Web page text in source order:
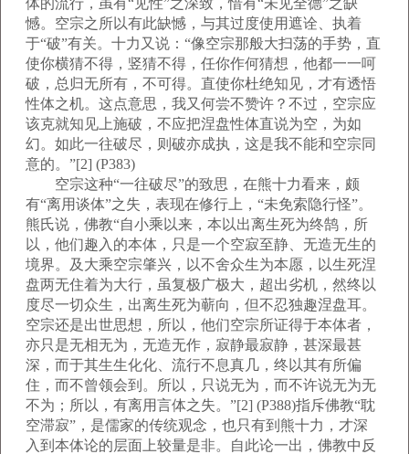
体的流行，虽有“见性”之深致，惜有“未见全德”之缺
憾。空宗之所以有此缺憾，与其过度使用遮诠、执着
于“破”有关。十力又说：“像空宗那般大扫荡的手势，直
使你横猜不得，竖猜不得，任你作何猜想，他都一一呵
破，总归无所有，不可得。直使你杜绝知见，才有透悟
性体之机。这点意思，我又何尝不赞许？不过，空宗应
该克就知见上施破，不应把涅盘性体直说为空，为如
幻。如此一往破尽，则破亦成执，这是我不能和空宗同
意的。”[2] (P383)
空宗这种“一往破尽”的致思，在熊十力看来，颇
有“离用谈体”之失，表现在修行上，“未免索隐行怪”。
熊氏说，佛教“自小乘以来，本以出离生死为终鹄，所
以，他们趣入的本体，只是一个空寂至静、无造无生的
境界。及大乘空宗肇兴，以不舍众生为本愿，以生死涅
盘两无住着为大行，虽复极广极大，超出劣机，然终以
度尽一切众生，出离生死为蕲向，但不忍独趣涅盘耳。
空宗还是出世思想，所以，他们空宗所证得于本体者，
亦只是无相无为，无造无作，寂静最寂静，甚深最甚
深，而于其生生化化、流行不息真几，终以其有所偏
住，而不曾领会到。所以，只说无为，而不许说无为无
不为；所以，有离用言体之失。”[2] (P388)指斥佛教“耽
空滞寂”，是儒家的传统观念，也只有到熊十力，才深
入到本体论的层面上较量是非。自此论一出，佛教中反